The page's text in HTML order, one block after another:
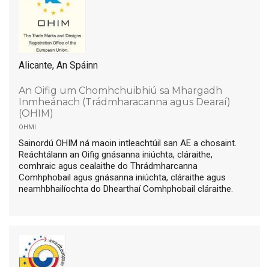
Alicante, An Spáinn
An Oifig um Chomhchuibhiú sa Mhargadh
Inmheánach (Trádmharacanna agus Dearaí)
(OHIM)
ohmi
Sainordú OHIM ná maoin intleachtúil san AE a chosaint.
Reáchtálann an Oifig gnásanna iniúchta, cláraithe,
comhraic agus cealaithe do Thrádmharcanna
Comhphobail agus gnásanna iniúchta, cláraithe agus
neamhbhailíochta do Dhearthaí Comhphobail cláraithe.